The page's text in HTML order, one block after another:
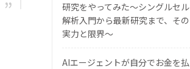
研究をやってみた〜シングルセル
解析入門から最新研究まで、その
実力と限界〜
AIエージェントが自分でお金を払